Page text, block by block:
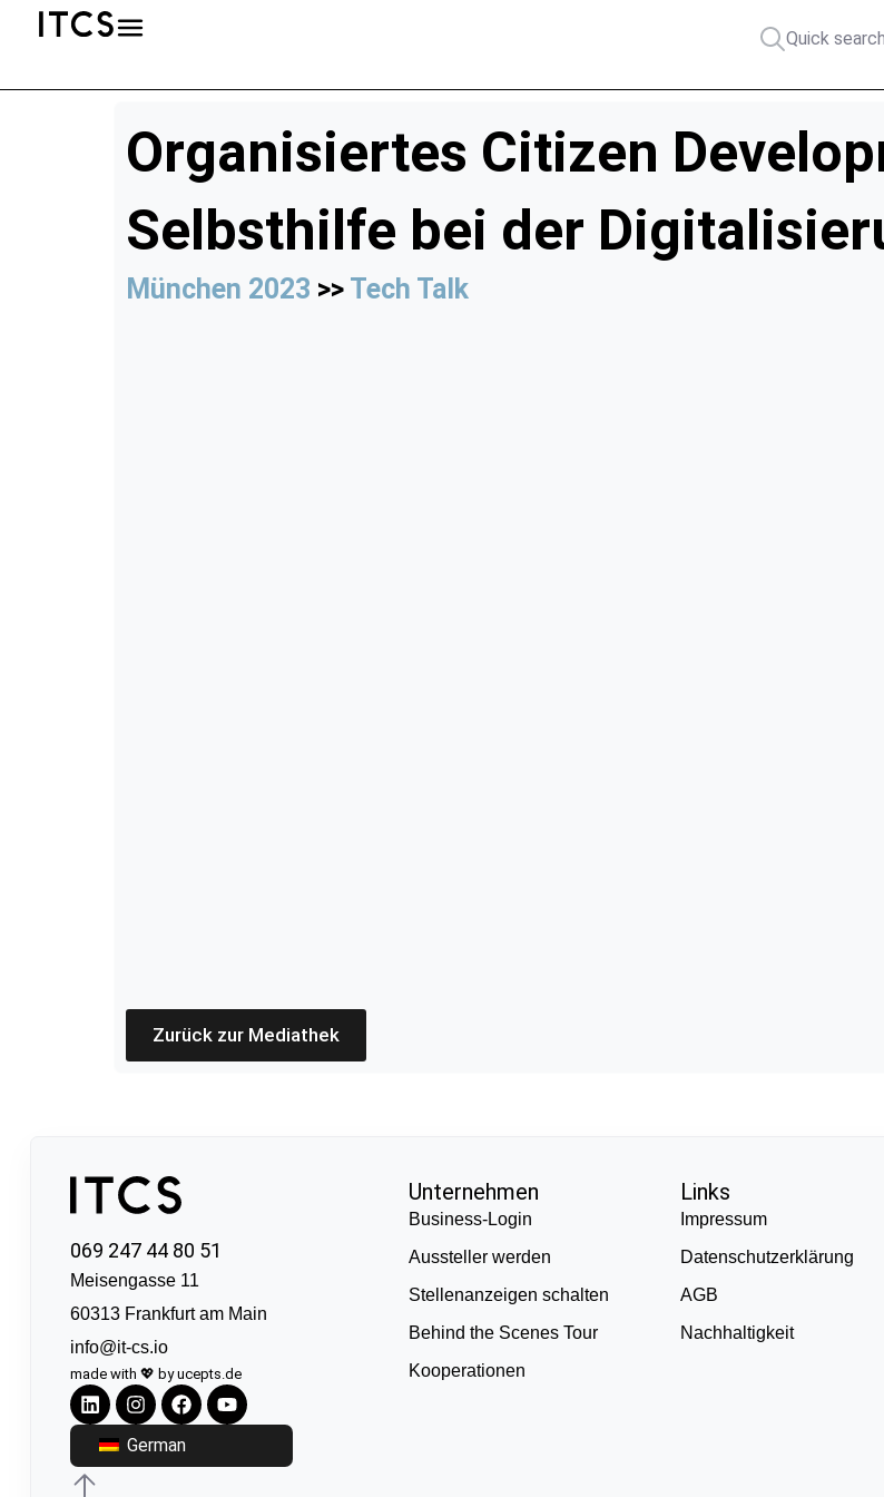
Quick search
Organisiertes Citizen
Selbsthilfe bei der
München 2023 >> Tech Talk
Zurück zur Mediathek
069 247 44 80 51
Meisengasse 11
60313 Frankfurt am Main
info@it-cs.io
made with 💖 by ucepts.de
German
Unternehmen
Business-Login
Aussteller werden
Stellenanzeigen schalten
Behind the Scenes Tour
Kooperationen
Links
Impressum
Datenschutzerklärung
AGB
Nachhaltigkeit